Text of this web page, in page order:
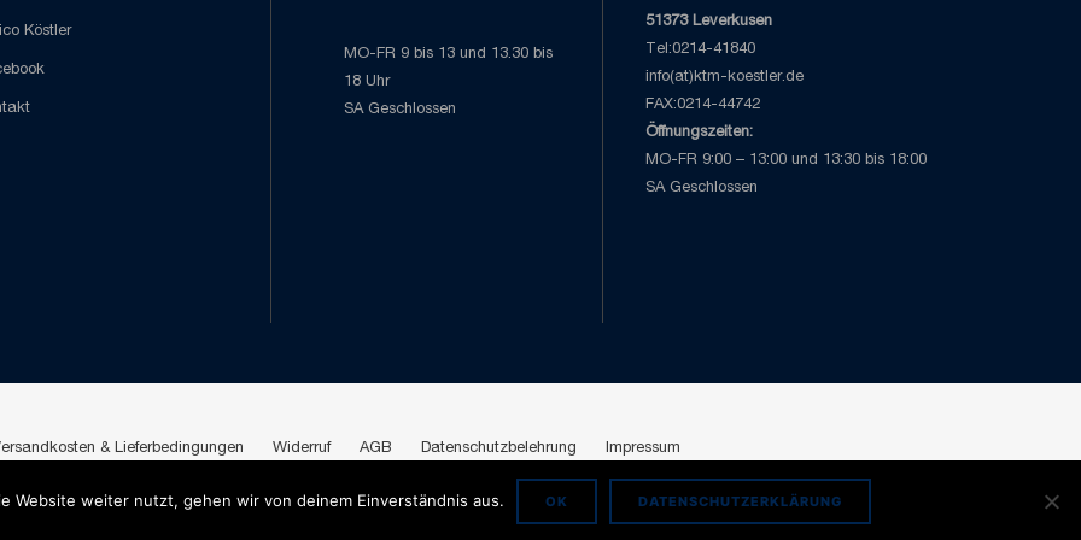
Köstler
MO-FR 9 bis 13 und 13.30 bis
18 Uhr
SA Geschlossen
51373 Leverkusen
Tel:0214-41840
info(at)ktm-koestler.de
FAX:0214-44742
Öffnungszeiten:
MO-FR 9:00 – 13:00 und 13:30 bis 18:00
SA Geschlossen
& Lieferbedingungen Widerruf AGB Datenschutzbelehrung Impressum
Copyright 2026 © Köstler Leverkusen
Website weiter nutzt, gehen wir von deinem Einverständnis aus. OK DATENSCHUTZERKLÄRUNG